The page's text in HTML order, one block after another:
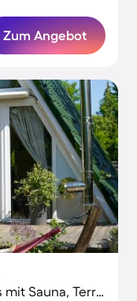
Zum Angebot
Kinderfreundliches Ferienhaus mit Sauna, Terrasse und Garten | Haustierfreundlich